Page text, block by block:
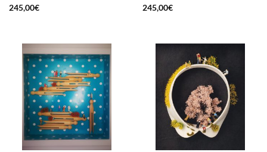
245,00€
245,00€